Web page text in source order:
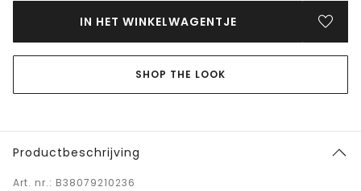
IN HET WINKELWAGENTJE
SHOP THE LOOK
Productbeschrijving
Art. nr.: B38079210236